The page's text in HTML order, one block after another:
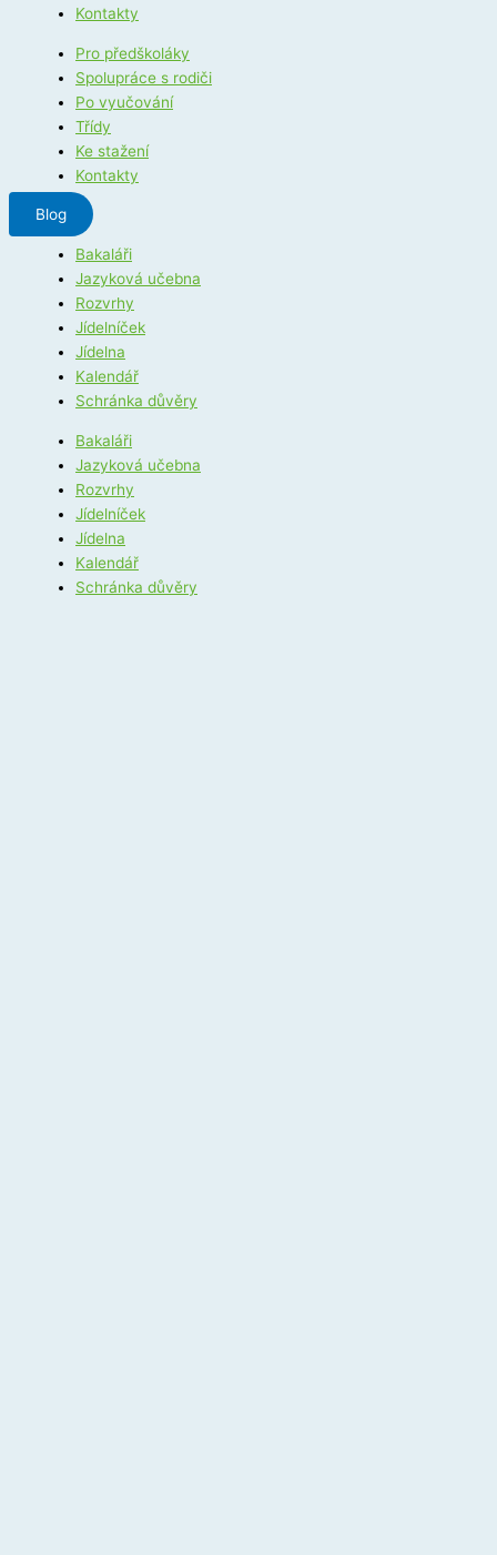
Kontakty
Pro předškoláky
Spolupráce s rodiči
Po vyučování
Třídy
Ke stažení
Kontakty
Blog
Bakaláři
Jazyková učebna
Rozvrhy
Jídelníček
Jídelna
Kalendář
Schránka důvěry
Bakaláři
Jazyková učebna
Rozvrhy
Jídelníček
Jídelna
Kalendář
Schránka důvěry